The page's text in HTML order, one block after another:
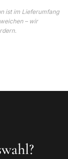
ist im Lieferumfang
– wir